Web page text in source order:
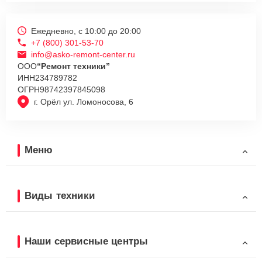
г. Орёл ул. Ломоносова, 6
Ежедневно, с 10:00 до 20:00
+7 (800) 301-53-70
info@asko-remont-center.ru
ООО“Ремонт техники”
ИНН234789782
ОГРН98742397845098
Меню
Виды техники
Наши сервисные центры